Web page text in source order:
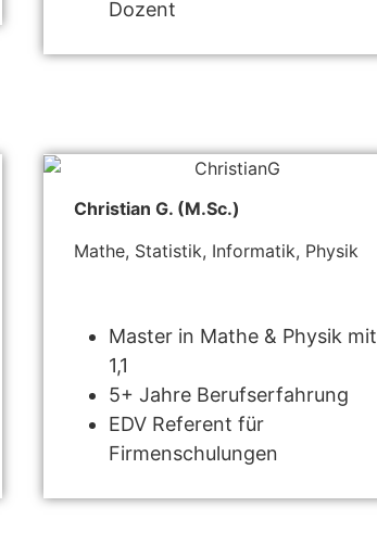
Dozent
Christian G. (M.Sc.)
Mathe, Statistik, Informatik, Physik
Master in Mathe & Physik mit
1,1
5+ Jahre Berufserfahrung
EDV Referent für
Firmenschulungen